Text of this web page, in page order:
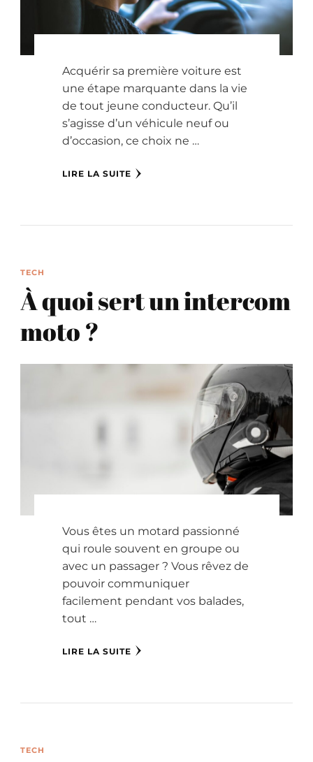
Acquérir sa première voiture est
une étape marquante dans la vie
de tout jeune conducteur. Qu’il
s’agisse d’un véhicule neuf ou
d’occasion, ce choix ne …
LIRE LA SUITE
TECH
À quoi sert un intercom
moto ?
Vous êtes un motard passionné
qui roule souvent en groupe ou
avec un passager ? Vous rêvez de
pouvoir communiquer
facilement pendant vos balades,
tout …
LIRE LA SUITE
TECH